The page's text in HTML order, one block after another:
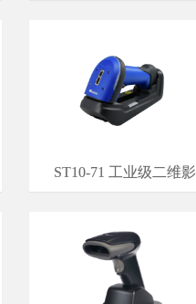
ST10-71 工业级二维影